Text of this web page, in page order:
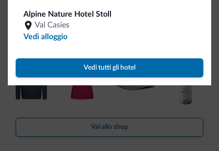
Alpine Nature Hotel Stoll
Val Casies
Vedi alloggio
Vedi tutti gli hotel
Be Original, scopri la nuova collezione
Ce l'avete chiesto in tanti. Ecco la nuova collezione firmata
Dolomiti.it!
Vai allo shop